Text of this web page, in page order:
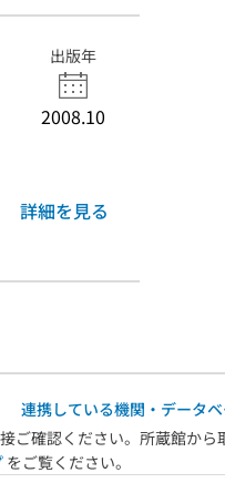
出版年
2008.10
詳細を見る
連携している機関・データ
ご確認ください。所蔵館か
をご覧ください。